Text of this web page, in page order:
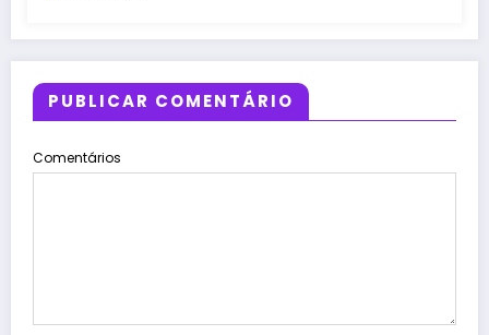
PUBLICAR COMENTÁRIO
Comentários